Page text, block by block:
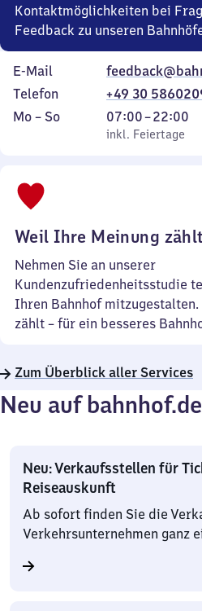
Kontaktmöglichkeiten bei
Feedback zu unseren
E-Mail
Telefon
+49 30
Montag
Mo – So,
inkl. Feiertage
07:00–22:00
Von
7
inkl. Feiertage
Weil Ihre Meinung
Nehmen Sie an unserer
Kundenzufriedenheitsstudie
Ihren Bahnhof
zählt – für ein besseres
Zum Überblick aller Services
Neu auf bahnhof.de
Neu: Verkaufsstellen für
Reiseauskunft
Ab sofort finden Sie die
Verkehrsunternehmen ganz